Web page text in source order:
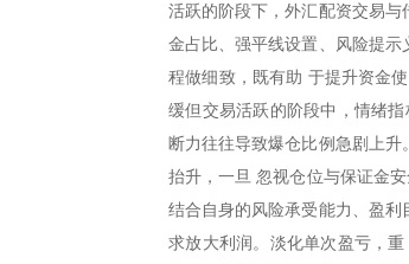
活跃的阶段下，外汇配资交易
金占比、强平线设置、风险提
程做细致，既有助 于提升资金
缓但交易活跃的阶段中，情绪
断力往往导致爆仓比例急剧上
抬升，一旦 忽视仓位与保证金
结合自身的风险承受能力、盈
求放大利润。淡化单次盈亏，